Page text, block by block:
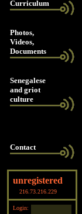
Curriculum
Photos,
Videos,
Documents
Senegalese
and griot
culture
Contact
unregistered
216.73.216.229
Login: